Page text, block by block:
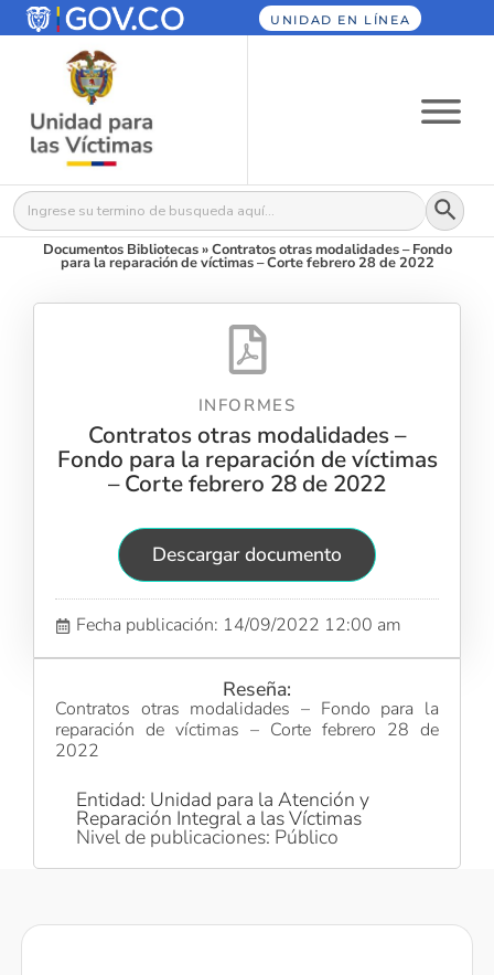
UNIDAD EN LÍNEA
Buscar: Botón
Documentos Bibliotecas»Contratos otras modalidades – Fondo
para la reparación de víctimas – Corte febrero 28 de 2022
INFORMES
Contratos otras modalidades –
Fondo para la reparación de víctimas
– Corte febrero 28 de 2022
Descargar documento
Fecha publicación: 14/09/2022 12:00 am
Reseña:
Contratos otras modalidades – Fondo para la
reparación de víctimas – Corte febrero 28 de
2022
Entidad: Unidad para la Atención y
Reparación Integral a las Víctimas
Nivel de publicaciones: Público